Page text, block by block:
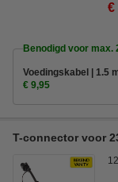
€
Benodigd voor max.
Voedingskabel | 1.5
€ 9,95
T-connector voor